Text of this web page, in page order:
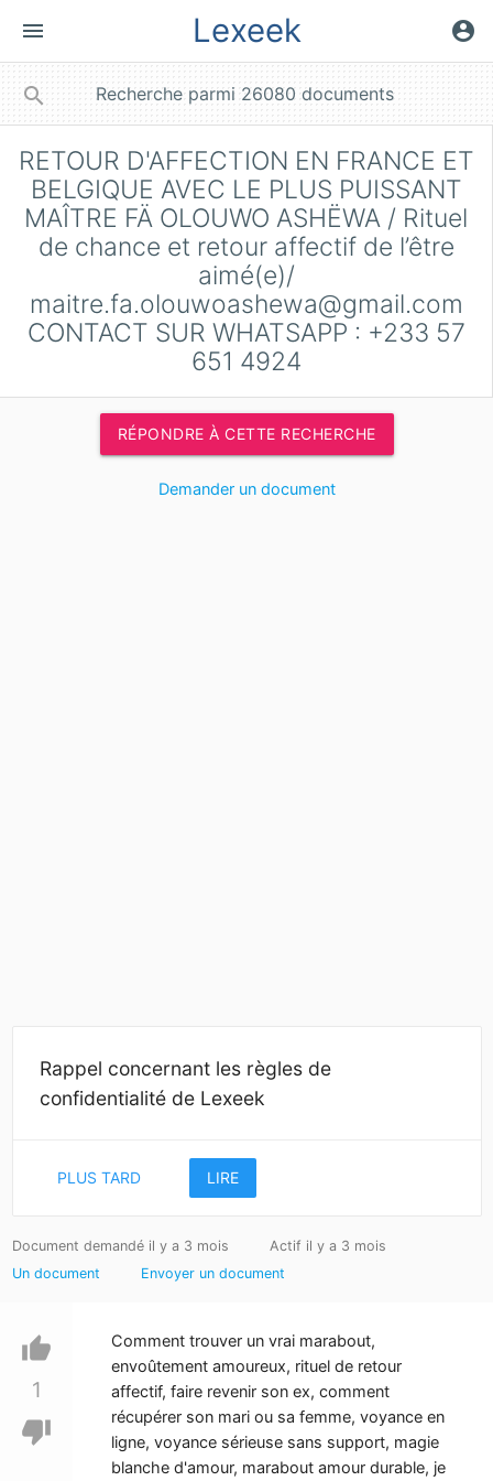
menu Lexeek account_circle
search
RETOUR D'AFFECTION EN FRANCE ET
BELGIQUE AVEC LE PLUS PUISSANT
MAÎTRE FÄ OLOUWO ASHËWA / Rituel
de chance et retour affectif de l’être
aimé(e)/
maitre.fa.olouwoashewa@gmail.com
CONTACT SUR WHATSAPP : +233 57
651 4924
RÉPONDRE À CETTE RECHERCHE
Demander un document
Rappel concernant les règles de
confidentialité de Lexeek
PLUS TARD LIRE
Document demandé il y a 3 mois
Actif il y a 3 mois
Un document
Envoyer un document
thumb_up
1
thumb_down
Comment trouver un vrai marabout,
envoûtement amoureux, rituel de retour
affectif, faire revenir son ex, comment
récupérer son mari ou sa femme, voyance en
ligne, voyance sérieuse sans support, magie
blanche d'amour, marabout amour durable, je